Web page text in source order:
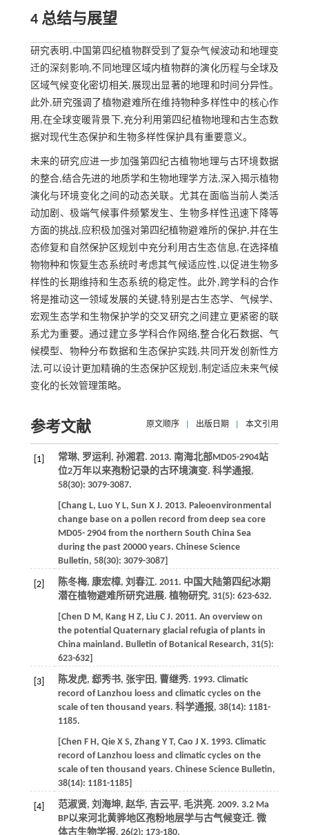
4 总结与展望
研究表明,中国第四纪植物群受到了复杂气候波动和地理变
迁的深刻影响,不同地理区域内植物群的演化历程与全球及
区域气候变化密切相关,展现出显著的地理和时间分异性。
此外,研究强调了植物避难所在维持物种多样性中的核心作
用,在全球变暖背景下,充分利用第四纪植物地理和古生态数
据对现代生态保护和生物多样性保护具有重要意义。
未来的研究应进一步加强第四纪古植物地理与古环境数据
的整合,结合先进的地质学和生物地理学方法,深入揭示植物
演化与环境变化之间的动态关联。尤其在面临当前人类活
动加剧、极端气候事件频繁发生、生物多样性迅速下降等
方面的挑战,应积极加强对第四纪植物避难所的保护,并在生
态修复和自然保护区规划中充分利用古生态信息,在选择植
物物种和恢复生态系统时考虑其气候适应性,以促进生物多
样性的长期维持和生态系统的稳定性。此外,跨学科的合作
将是推动这一领域发展的关键,特别是古生态学、气候学、
宏观生态学和生物保护学的交叉研究之间建立更紧密的联
系尤为重要。通过建立多学科合作网络,整合化石数据、气
候模型、物种分布数据和生态保护实践,共同开发创新性方
法,可以设计更加精确的生态保护区规划,制定适应未来气候
变化的长效管理策略。
参考文献 原文顺序 出版日期 本文引用
[1] 常琳, 罗运利, 孙湘君. 2013. 南海北部MD05-2904站
位2万年以来孢粉记录的古环境演变. 科学通报,
58(30): 3079-3087.
[Chang L, Luo Y L, Sun X J. 2013. Paleoenvironmental
change base on a pollen record from deep sea core
MD05- 2904 from the northern South China Sea
during the past 20000 years. Chinese Science
Bulletin, 58(30): 3079-3087]
[2] 陈冬梅, 康宏樟, 刘春江. 2011. 中国大陆第四纪冰期
潜在植物避难所研究进展. 植物研究, 31(5): 623-632.
[Chen D M , Kang H Z, Liu C J. 2011. An overview on
the potential Quaternary glacial refugia of plants in
China mainland. Bulletin of Botanical Research, 31(5):
623-632]
[3] 陈发虎, 郄秀书, 张宇田, 曹继秀. 1993. Climatic
record of Lanzhou loess and climatic cycles on the
scale of ten thousand years. 科学通报, 38(14): 1181-
1185.
[Chen F H , Qie X S, Zhang Y T, Cao J X. 1993. Climatic
record of Lanzhou loess and climatic cycles on the
scale of ten thousand years. Chinese Science Bulletin,
38(14): 1181-1185]
[4] 范淑贤, 刘海坤, 赵华, 吉云平, 毛洪亮. 2009. 3.2 Ma
BP以来河北黄骅地区孢粉地层学与古气候变迁. 微
体古生物学报, 26(2): 173-180.